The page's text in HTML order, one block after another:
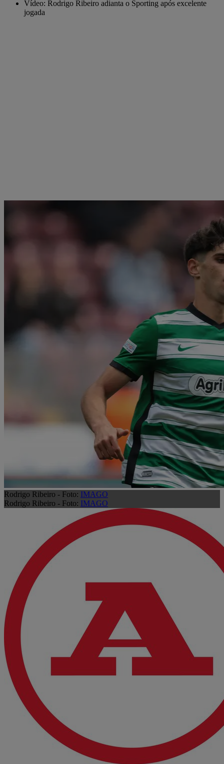
Vídeo: Rodrigo Ribeiro adianta o Sporting após excelente
jogada
Rodrigo Ribeiro - Foto: IMAGO
Rodrigo Ribeiro - Foto: IMAGO